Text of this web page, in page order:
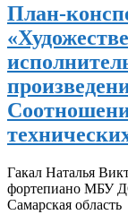
План-
Гакал Наталья
фортепиано МБУ
Самарская область